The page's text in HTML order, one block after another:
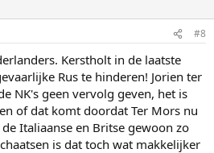
#8
Kerstholt in de laatste
Rus te hinderen! Jorien ter
NK's geen vervolg geven, het is
of dat komt doordat Ter Mors nu
Italiaanse en Britse gewoon zo
is dat toch wat makkelijker